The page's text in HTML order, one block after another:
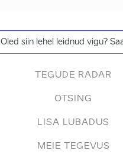
Oled siin lehel leidnud vigu?
TEGUDE RADAR
OTSING
LISA LUBADUS
MEIE TEGEVUS